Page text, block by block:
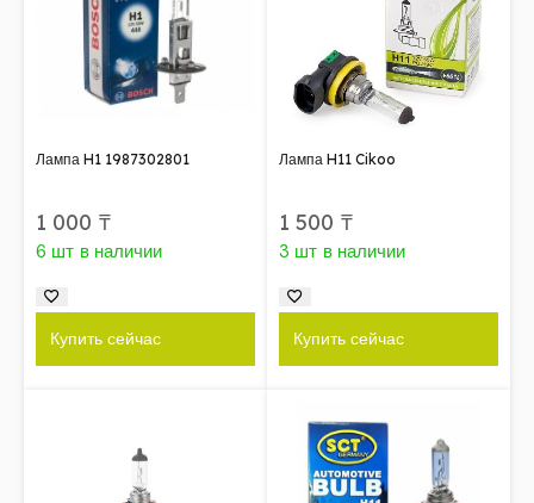
Лампа H1 1987302801
1 000 ₸
6 шт в наличии
Купить сейчас
Лампа H11 Cikoo
1 500 ₸
3 шт в наличии
Купить сейчас